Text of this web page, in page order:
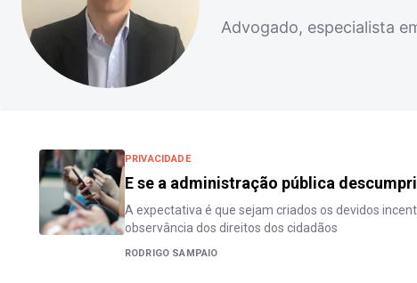
Advogado, especialista
PRIVACIDADE
E se a administração pública
A expectativa é que sejam criados os devidos
observância dos direitos dos cidadãos
RODRIGO SAMPAIO